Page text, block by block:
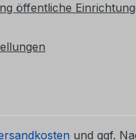
öffentliche
und ggf.